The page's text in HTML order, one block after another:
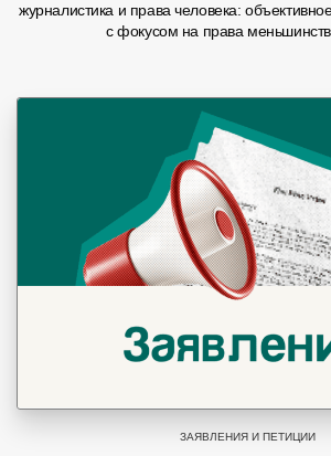
журналистика и права человека:
с фокусом на права
ЗАЯВЛЕНИЯ И ПЕТИЦИИ